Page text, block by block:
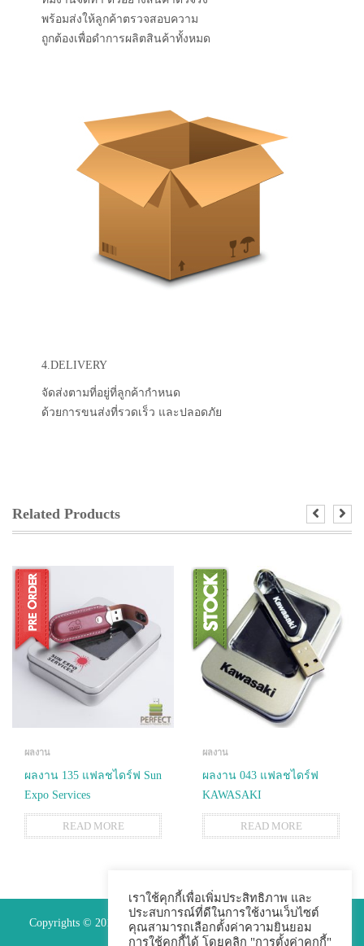
พร้อมส่งให้ลูกค้าตรวจสอบความ
ถูกต้องเพื่อดำการผลิตสินค้าทั้งหมด
4.DELIVERY
จัดส่งตามที่อยู่ที่ลูกค้ากำหนด
ด้วยการขนส่งที่รวดเร็ว และปลอดภัย
Related Products
ผลงาน
ผลงาน 135 แฟลชไดร์ฟ Sun
Expo Services
READ MORE
ผลงาน
ผลงาน 043 แฟลชไดร์ฟ
KAWASAKI
READ MORE
Copyrights © 2015 Premium Perfect Co.,ltd. All Rights Reserved.
เราใช้คุกกี้เพื่อเพิ่มประสิทธิภาพ และ
ประสบการณ์ที่ดีในการใช้งานเว็บไซต์
คุณสามารถเลือกตั้งค่าความยินยอม
การใช้คุกกี้ได้ โดยคลิก "การตั้งค่าคุกกี้"